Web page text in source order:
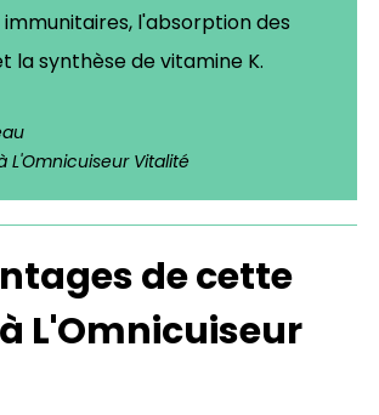
immunitaires, l'absorption des
la synthèse de vitamine K.
L'Omnicuiseur Vitalité
de cette
L'Omnicuiseur